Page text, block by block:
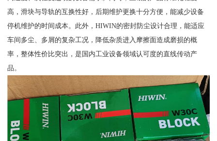
高，滑块与导轨的互换性好，后期维护更换十分方便，能减少设备
停机维护的时间成本。此外，HIWIN的密封防尘设计合理，能适应
车间多尘、多屑的复杂工况，降低杂质进入摩擦面造成磨损的概
率，整体性价比突出，是国内工业设备领域认可度的直线传动产
品。